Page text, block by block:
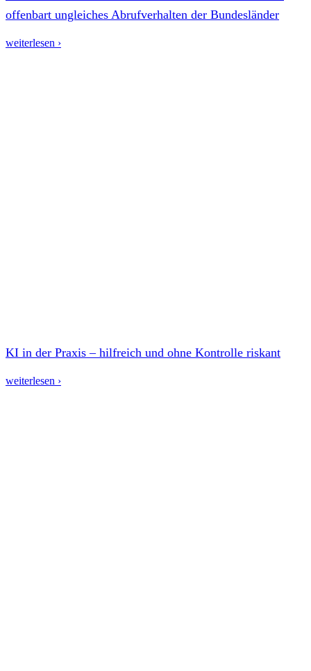
offenbart ungleiches Abrufverhalten der Bundesländer
weiterlesen ›
KI in der Praxis – hilfreich und ohne Kontrolle riskant
weiterlesen ›